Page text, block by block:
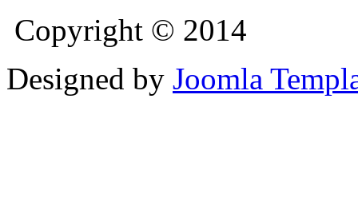
Copyright © 2014
Designed by Joomla